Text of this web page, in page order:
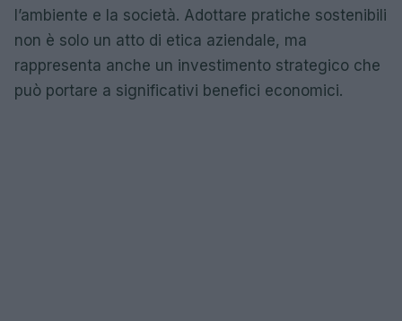
l’ambiente e la società. Adottare pratiche sostenibili
non è solo un atto di etica aziendale, ma
rappresenta anche un investimento strategico che
può portare a significativi benefici economici.